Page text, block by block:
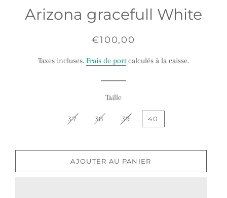
Arizona gracefull White
Prix
Prix
€100,00
Taxes incluses. Frais de port calculés à la caisse.
Taille
37 38 39 40
AJOUTER AU PANIER